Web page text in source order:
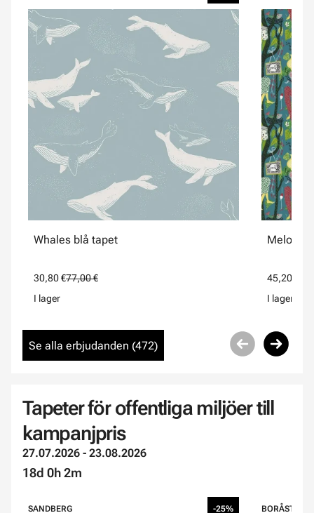
Whales blå tapet
30,80 €77,00 €
I lager
Melodi
45,20 €
I lager
Se alla erbjudanden (472)
Tapeter för offentliga miljöer till
kampanjpris
27.07.2026 - 23.08.2026
18d 0h 2m
SANDBERG -25%